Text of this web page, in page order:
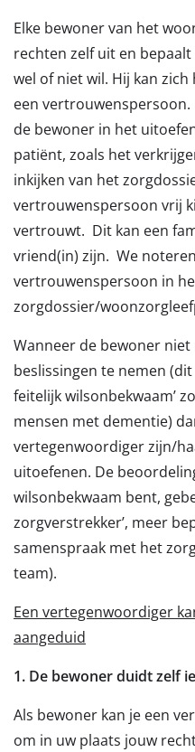
Elke bewoner van het
rechten zelf uit en
wel of niet wil. Hij kan
een
de bewoner in het
patiënt, zoals het
inkijken van het
vertrouwenspersoon vrij
vertrouwt. Dit kan een
vriend(in) zijn. We
vertrouwenspersoon in
zorgdossier/
Wanneer de bewoner
beslissingen te nemen
feitelijk wilsonbekwaam’
mensen met dementie)
vertegenwoordiger zijn/
uitoefenen. De
wilsonbekwaam bent,
zorgverstrekker’, meer
samenspraak met het
team).
Een vertegenwoordiger
aangeduid
1. De bewoner duidt zelf
Als bewoner kan je een
om in uw plaats jouw